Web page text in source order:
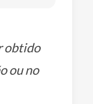
obtido
ou no